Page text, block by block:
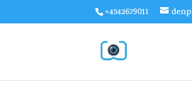
+4542679011